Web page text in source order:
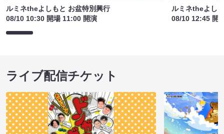
ルミネtheよしもと お盆特別興行
08/10 10:30 開場 11:00 開演
ルミネtheよし
08/10 12:45 開
ライブ配信チケット